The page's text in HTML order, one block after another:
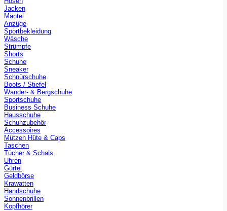
Jacken
Mäntel
Anzüge
Sportbekleidung
Wäsche
Strümpfe
Shorts
Schuhe
Sneaker
Schnürschuhe
Boots / Stiefel
Wander- & Bergschuhe
Sportschuhe
Business Schuhe
Hausschuhe
Schuhzubehör
Accessoires
Mützen Hüte & Caps
Taschen
Tücher & Schals
Uhren
Gürtel
Geldbörse
Krawatten
Handschuhe
Sonnenbrillen
Kopfhörer